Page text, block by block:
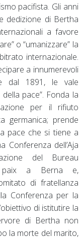
pacifista. Gli anni
dedizione di Bertha
a favore
o “umanizzare” la
internazionale.
a innumerevoli
dal 1891, le vale
pace”. Fonda la
per il rifiuto
germanica; prende
pace che si tiene a
Conferenza dell’Aja
del Bureau
paix a Berna e,
di fratellanza
Conferenza per la
di istitutire la
di Bertha non
la morte del marito,